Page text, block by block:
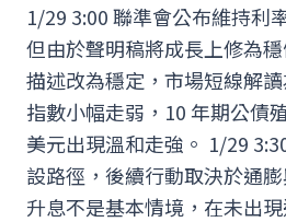
1/29 3:00 聯準會公布維持利
但由於聲明稿將成長上修為
描述改為穩定，市場短線解
指數小幅走弱，10 年期公債
美元出現溫和走強。 1/29
設路徑，後續行動取決於通
升息不是基本情境，在未出